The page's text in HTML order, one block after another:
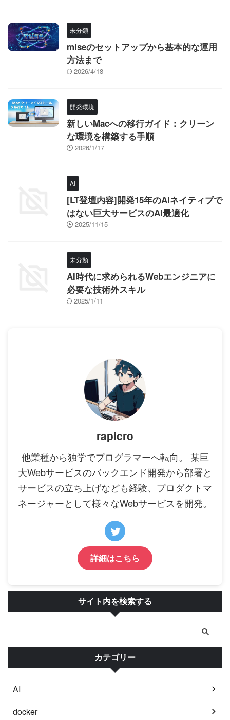
未分類
miseのセットアップから基本的な運用
方法まで
2026/4/18
開発環境
新しいMacへの移行ガイド：クリーン
な環境を構築する手順
2026/1/17
AI
[LT登壇内容]開発15年のAIネイティブで
はない巨大サービスのAI最適化
2025/11/15
未分類
AI時代に求められるWebエンジニアに
必要な技術外スキル
2025/1/11
rapicro
他業種から独学でプログラマーへ転向。 某巨
大Webサービスのバックエンド開発から部署と
サービスの立ち上げなども経験、プロダクトマ
ネージャーとして様々なWebサービスを開発。
詳細はこちら
サイト内を検索する
カテゴリー
AI
docker